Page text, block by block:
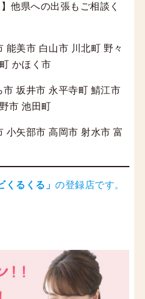
他県への出張もご相談く
能美市 白山市 川北町 野々
かほく市
市 坂井市 永平寺町 鯖江市
市 池田町
小矢部市 高岡市 射水市 富
くるくる 」の登録店です。